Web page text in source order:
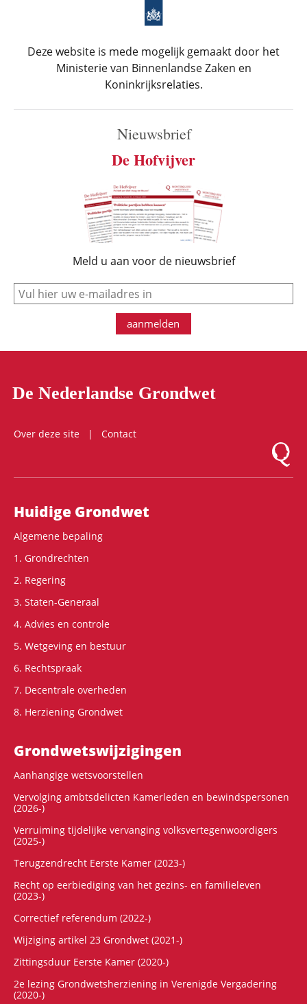
Deze website is mede mogelijk gemaakt door het
Ministerie van Binnenlandse Zaken en
Koninkrijksrelaties.
Nieuwsbrief
De Hofvijver
Meld u aan voor de nieuwsbrief
e-mail
aanmelden
De Nederlandse Grondwet
Over deze site
Contact
Logo
Hoofdnavigatie
Huidige Grondwet
Algemene bepaling
1. Grondrechten
2. Regering
3. Staten-Generaal
4. Advies en controle
5. Wetgeving en bestuur
6. Rechtspraak
7. Decentrale overheden
8. Herziening Grondwet
Grondwets­wijzigingen
Aanhangige wetsvoorstellen
Vervolging ambtsdelicten Kamerleden en bewindspersonen
(2026-)
Verruiming tijdelijke vervanging volksvertegenwoordigers
(2025-)
Terugzendrecht Eerste Kamer (2023-)
Recht op eerbiediging van het gezins- en familieleven
(2023-)
Correctief referendum (2022-)
Wijziging artikel 23 Grondwet (2021-)
Zittingsduur Eerste Kamer (2020-)
2e lezing Grondwetsherziening in Verenigde Vergadering
(2020-)